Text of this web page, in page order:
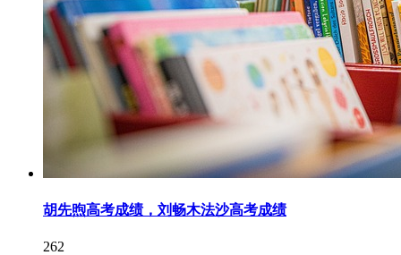
胡先煦高考成绩，刘畅木法沙高考成绩
262